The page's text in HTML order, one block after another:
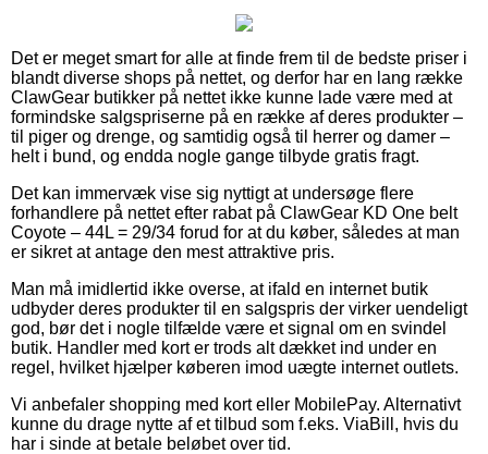
Det er meget smart for alle at finde frem til de bedste priser i
blandt diverse shops på nettet, og derfor har en lang række
ClawGear butikker på nettet ikke kunne lade være med at
formindske salgspriserne på en række af deres produkter –
til piger og drenge, og samtidig også til herrer og damer –
helt i bund, og endda nogle gange tilbyde gratis fragt.
Det kan immervæk vise sig nyttigt at undersøge flere
forhandlere på nettet efter rabat på ClawGear KD One belt
Coyote – 44L = 29/34 forud for at du køber, således at man
er sikret at antage den mest attraktive pris.
Man må imidlertid ikke overse, at ifald en internet butik
udbyder deres produkter til en salgspris der virker uendeligt
god, bør det i nogle tilfælde være et signal om en svindel
butik. Handler med kort er trods alt dækket ind under en
regel, hvilket hjælper køberen imod uægte internet outlets.
Vi anbefaler shopping med kort eller MobilePay. Alternativt
kunne du drage nytte af et tilbud som f.eks. ViaBill, hvis du
har i sinde at betale beløbet over tid.